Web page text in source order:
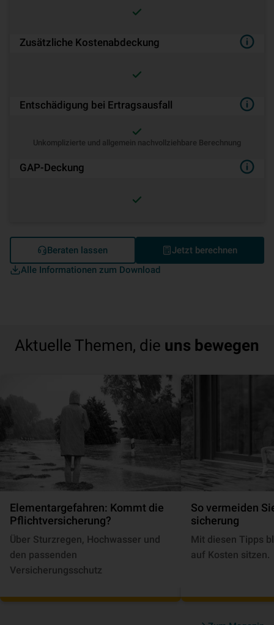
Zusätzliche Kostenabdeckung
Entschädigung bei Ertragsausfall
Unkomplizierte und allgemein nachvollziehbare Berechnung
GAP-Deckung
Alle Informationen zum Download
Beraten lassen Jetzt berechnen
Aktuelle Themen, die uns bewegen
Elementargefahren: Kommt die
Pflichtversicherung?
Über Sturzregen, Hochwasser und
den passenden
Versicherungsschutz
So vermeiden
si­che­rung
Mit diesen Tipps
auf Kosten sitzen.